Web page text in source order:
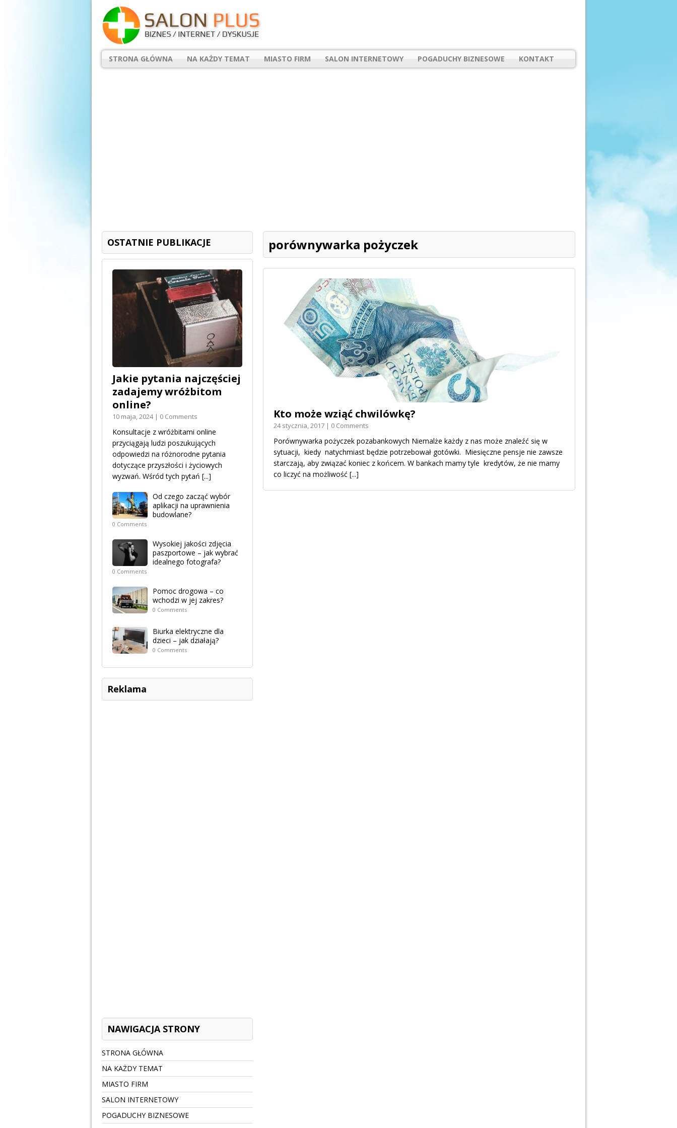
STRONA GŁÓWNA NA KAŻDY TEMAT MIASTO FIRM SALON INTERNETOWY POGADUCHY BIZNESOWE KONTAKT
porównywarka pożyczek
Kto może wziąć chwilówkę?
24 stycznia, 2017 | 0 Comments
Porównywarka pożyczek pozabankowych Niemalże każdy z nas może znaleźć się w
sytuacji, kiedy natychmiast będzie potrzebował gotówki. Miesięczne pensje nie zawsze
starczają, aby związać koniec z końcem. W bankach mamy tyle kredytów, że nie mamy
co liczyć na możliwość [...]
OSTATNIE PUBLIKACJE
Jakie pytania najczęściej
zadajemy wróżbitom
online?
10 maja, 2024 | 0 Comments
Konsultacje z wróżbitami online
przyciągają ludzi poszukujących
odpowiedzi na różnorodne pytania
dotyczące przyszłości i życiowych
wyzwań. Wśród tych pytań [...]
Od czego zacząć wybór
aplikacji na uprawnienia
budowlane?
0 Comments
Wysokiej jakości zdjęcia
paszportowe – jak wybrać
idealnego fotografa?
0 Comments
Pomoc drogowa – co
wchodzi w jej zakres?
0 Comments
Biurka elektryczne dla
dzieci – jak działają?
0 Comments
Reklama
NAWIGACJA STRONY
STRONA GŁÓWNA
NA KAŻDY TEMAT
MIASTO FIRM
SALON INTERNETOWY
POGADUCHY BIZNESOWE